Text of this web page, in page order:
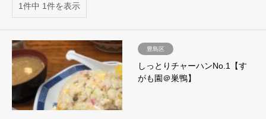
1件中 1件を表示
豊島区
しっとりチャーハンNo.1【す
がも園＠巣鴨】